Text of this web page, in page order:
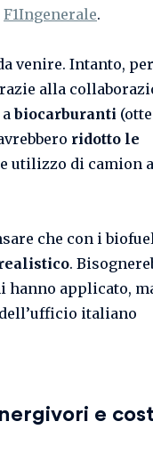
F1Ingenerale.
venire. Intanto,
alla
abiocarburanti
ridotto le
utilizzo di camion a
che con i
.
hanno applicato,
italiano
e